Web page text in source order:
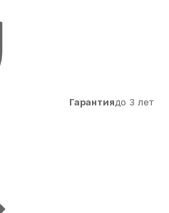
Гарантиядо 3 лет